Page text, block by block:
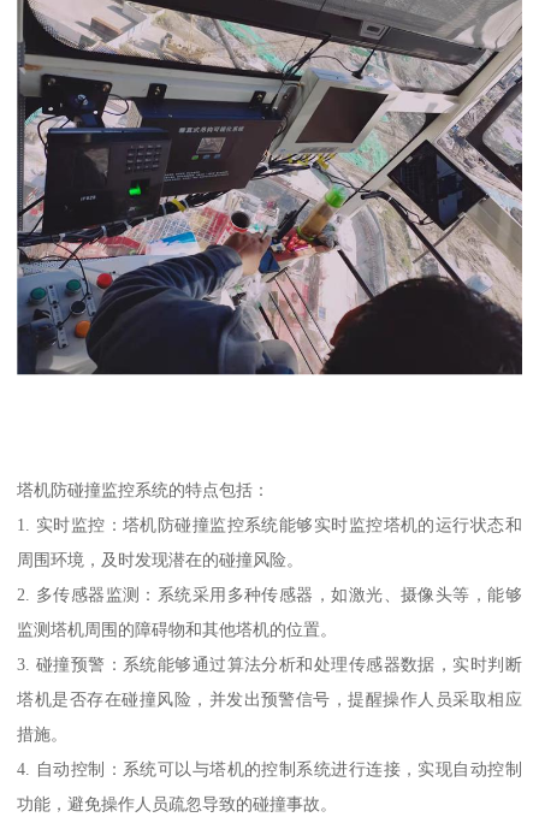
塔机防碰撞监控系统的特点包括：
1. 实时监控：塔机防碰撞监控系统能够实时监控塔机的运行状态和
周围环境，及时发现潜在的碰撞风险。
2. 多传感器监测：系统采用多种传感器，如激光、摄像头等，能够
监测塔机周围的障碍物和其他塔机的位置。
3. 碰撞预警：系统能够通过算法分析和处理传感器数据，实时判断
塔机是否存在碰撞风险，并发出预警信号，提醒操作人员采取相应
措施。
4. 自动控制：系统可以与塔机的控制系统进行连接，实现自动控制
功能，避免操作人员疏忽导致的碰撞事故。